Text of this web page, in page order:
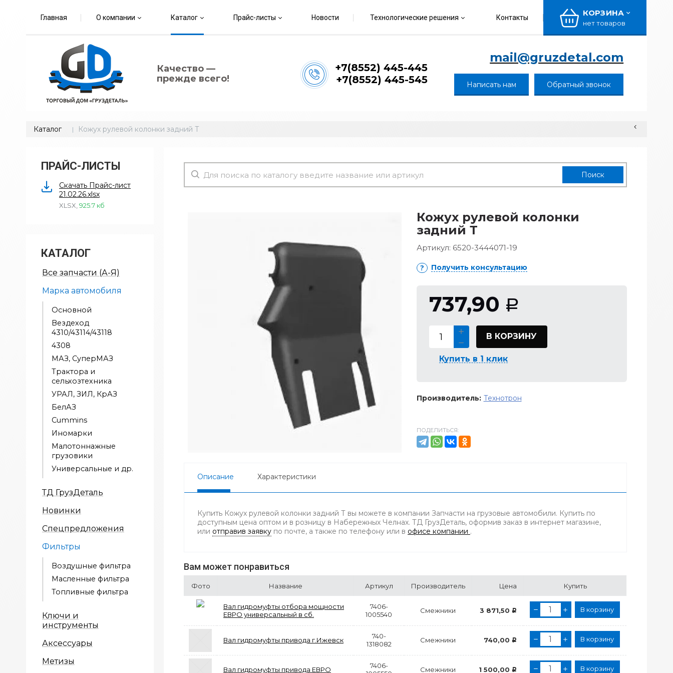
Главная О компании Каталог Прайс-листы Новости Технологические решения Контакты КОРЗИНА
нет товаров
Качество —
прежде всего!
+7(8552) 445-445
+7(8552) 445-545
mail@gruzdetal.com
Написать нам Обратный звонок
Каталог Кожух рулевой колонки задний Т
ПРАЙС-ЛИСТЫ
Скачать Прайс-лист
21.02.26.xlsx
XLSX 925.7 кб
КАТАЛОГ
Все запчасти (А-Я)
Марка автомобиля
Основной
Вездеход
4310/43114/43118
4308
МАЗ, СуперМАЗ
Трактора и
сельхозтехника
УРАЛ, ЗИЛ, КрАЗ
БелАЗ
Cummins
Иномарки
Малотоннажные
грузовики
Универсальные и др.
ТД ГрузДеталь
Новинки
Спецпредложения
Фильтры
Воздушные фильтра
Масленные фильтра
Топливные фильтра
Ключи и
инструменты
Аксессуары
Метизы
Кожух рулевой колонки
задний Т
Артикул: 6520-3444071-19
Получить консультацию
737,90 Р
В КОРЗИНУ
Купить в 1 клик
Производитель: Технотрон
ПОДЕЛИТЬСЯ:
Описание Характеристики
Купить Кожух рулевой колонки задний Т вы можете в компании Запчасти на грузовые автомобили. Купить по
доступным цена оптом и в розницу в Набережных Челнах. ТД ГрузДеталь, оформив заказ в интернет магазине,
или отправив заявку по почте, а также по телефону или в офисе компании .
Вам может понравиться
Фото Название Артикул Производитель Цена Купить
Вал гидромуфты отбора мощности
ЕВРО универсальный в сб.
7406-
1005540
Смежники 3 871,50 Р В корзину
Вал гидромуфты привода г.Ижевск
740-
1318082
Смежники 740,00 Р В корзину
Вал гидромуфты привода ЕВРО
7406-
Смежники 1 500,00 Р В корзину